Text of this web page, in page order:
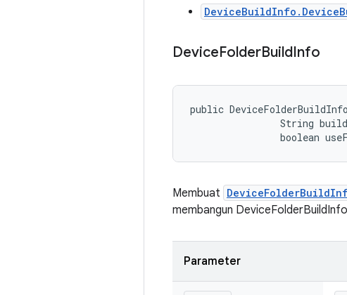
DeviceFolderBuildInfo
public
String
boolean
Membuat
membangun
Parameter